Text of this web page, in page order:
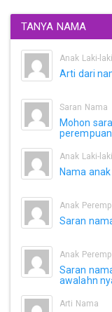
TANYA NAMA
Anak Laki-laki
Arti dari
Saran Nama
Mohon
perempuan
Anak Laki-laki
Nama
Anak
Saran
Anak
Saran
awalahn
Arti Nama